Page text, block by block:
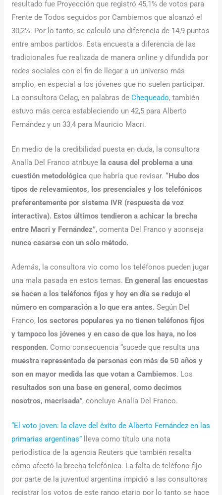
resultado fue Proyección que registró 45,1% de votos para
Frente de Todos seguidos por Cambiemos que alcanzó el
30,2%. Por lo tanto, se calculó una diferencia de 14,9 puntos
entre ambos partidos. Esta encuesta a diferencia de las
tradicionales fue realizada de manera online y difundida por
redes sociales con el fin de llegar a un universo más
amplio, en especial a los jóvenes que no suelen participar.
La consultora Celag, en palabras deChequeado, también
estuvo más cerca estableciendo un 42,5 para Alberto
Fernández y un 33,4 para Mauricio Macri.
En medio de la credibilidad puesta en duda, la consultora
Analía Del Franco atribuye la causa del problema a una
cuestión metodológica que habría que revisar. “Hubo dos
tipos de relevamientos, los presenciales y los telefónicos
preferentemente por sistema IVR (respuesta de voz
interactiva). Estos últimos tendieron a achicar la brecha
entre Macri y Fernández”, comenta Del Franco y aconseja
nunca casarse con un sólo método.
Además, la consultora vio como los teléfonos pueden jugar
una mala pasada en estos temas. En general las encuestas
se hacen a los teléfonos fijos y hoy en día se redujo el
número en comparación a lo que era antes.Según Del
Franco, los sectores populares ya no tienen teléfonos fijos
y tampoco los jóvenes y en caso de que los haya, no los
responden. Como consecuencia “sucede que resulta una
muestra representada de personas con más de 50 años y
son en mayor medida las que votan a Cambiemos. Los
resultados son una base en general, como decimos
nosotros, macrisada”, concluye Analía Del Franco.
“El voto joven: la clave del éxito de Alberto Fernández en las
primarias argentinas” lleva como título una nota
periodística de la agencia Reuters que también resalta
cómo afectó la brecha telefónica. La falta de teléfono fijo
por parte de la juventud argentina impidió a las consultoras
registrar los votos de este rango etario por lo tanto se hace